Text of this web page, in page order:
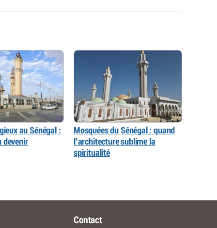
au Sénégal :
devenir
Mosquées du Sénégal : quand
l’architecture sublime la
spiritualité
Contact